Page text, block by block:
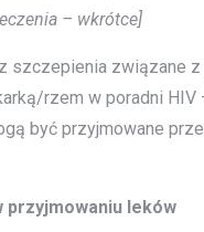
– wkrótce]
szczepienia związane
rzem w poradni
być przyjmowane
przyjmowaniu leków